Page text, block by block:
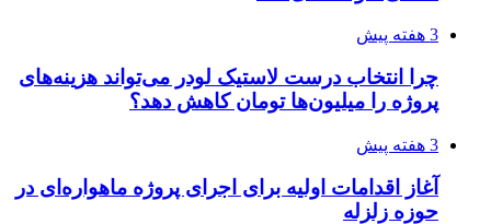
3 هفته پیش
چرا انتخاب درست لاستیک لودر می‌تواند هزینه‌های
پروژه را میلیون‌ها تومان کاهش دهد؟
3 هفته پیش
آغاز اقدامات اولیه برای اجرای پروژه ماهواره‌ای در
حوزه زلزله